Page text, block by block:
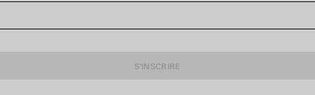
S'INSCRIRE